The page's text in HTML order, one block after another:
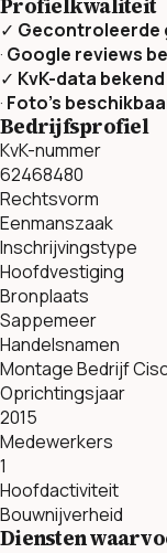
Profielkwaliteit
✓ Gecontroleerde
· Google reviews
✓ KvK-data bekend
· Foto’s
Bedrijfsprofiel
KvK-nummer
62468480
Rechtsvorm
Eenmanszaak
Inschrijvingstype
Hoofdvestiging
Bronplaats
Sappemeer
Handelsnamen
Montage Bedrijf
Oprichtingsjaar
2015
Medewerkers
1
Hoofdactiviteit
Bouwnijverheid
Diensten